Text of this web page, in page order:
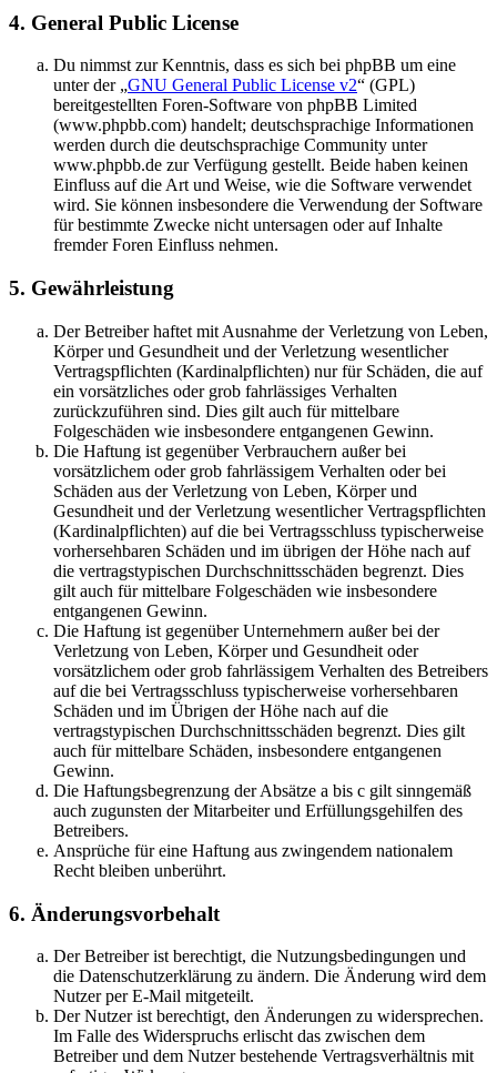
4. General Public License
Du nimmst zur Kenntnis, dass es sich bei phpBB um eine
unter der „GNU General Public License v2“ (GPL)
bereitgestellten Foren-Software von phpBB Limited
(www.phpbb.com) handelt; deutschsprachige Informationen
werden durch die deutschsprachige Community unter
www.phpbb.de zur Verfügung gestellt. Beide haben keinen
Einfluss auf die Art und Weise, wie die Software verwendet
wird. Sie können insbesondere die Verwendung der Software
für bestimmte Zwecke nicht untersagen oder auf Inhalte
fremder Foren Einfluss nehmen.
5. Gewährleistung
Der Betreiber haftet mit Ausnahme der Verletzung von Leben,
Körper und Gesundheit und der Verletzung wesentlicher
Vertragspflichten (Kardinalpflichten) nur für Schäden, die auf
ein vorsätzliches oder grob fahrlässiges Verhalten
zurückzuführen sind. Dies gilt auch für mittelbare
Folgeschäden wie insbesondere entgangenen Gewinn.
Die Haftung ist gegenüber Verbrauchern außer bei
vorsätzlichem oder grob fahrlässigem Verhalten oder bei
Schäden aus der Verletzung von Leben, Körper und
Gesundheit und der Verletzung wesentlicher Vertragspflichten
(Kardinalpflichten) auf die bei Vertragsschluss typischerweise
vorhersehbaren Schäden und im übrigen der Höhe nach auf
die vertragstypischen Durchschnittsschäden begrenzt. Dies
gilt auch für mittelbare Folgeschäden wie insbesondere
entgangenen Gewinn.
Die Haftung ist gegenüber Unternehmern außer bei der
Verletzung von Leben, Körper und Gesundheit oder
vorsätzlichem oder grob fahrlässigem Verhalten des Betreibers
auf die bei Vertragsschluss typischerweise vorhersehbaren
Schäden und im Übrigen der Höhe nach auf die
vertragstypischen Durchschnittsschäden begrenzt. Dies gilt
auch für mittelbare Schäden, insbesondere entgangenen
Gewinn.
Die Haftungsbegrenzung der Absätze a bis c gilt sinngemäß
auch zugunsten der Mitarbeiter und Erfüllungsgehilfen des
Betreibers.
Ansprüche für eine Haftung aus zwingendem nationalem
Recht bleiben unberührt.
6. Änderungsvorbehalt
Der Betreiber ist berechtigt, die Nutzungsbedingungen und
die Datenschutzerklärung zu ändern. Die Änderung wird dem
Nutzer per E-Mail mitgeteilt.
Der Nutzer ist berechtigt, den Änderungen zu widersprechen.
Im Falle des Widerspruchs erlischt das zwischen dem
Betreiber und dem Nutzer bestehende Vertragsverhältnis mit